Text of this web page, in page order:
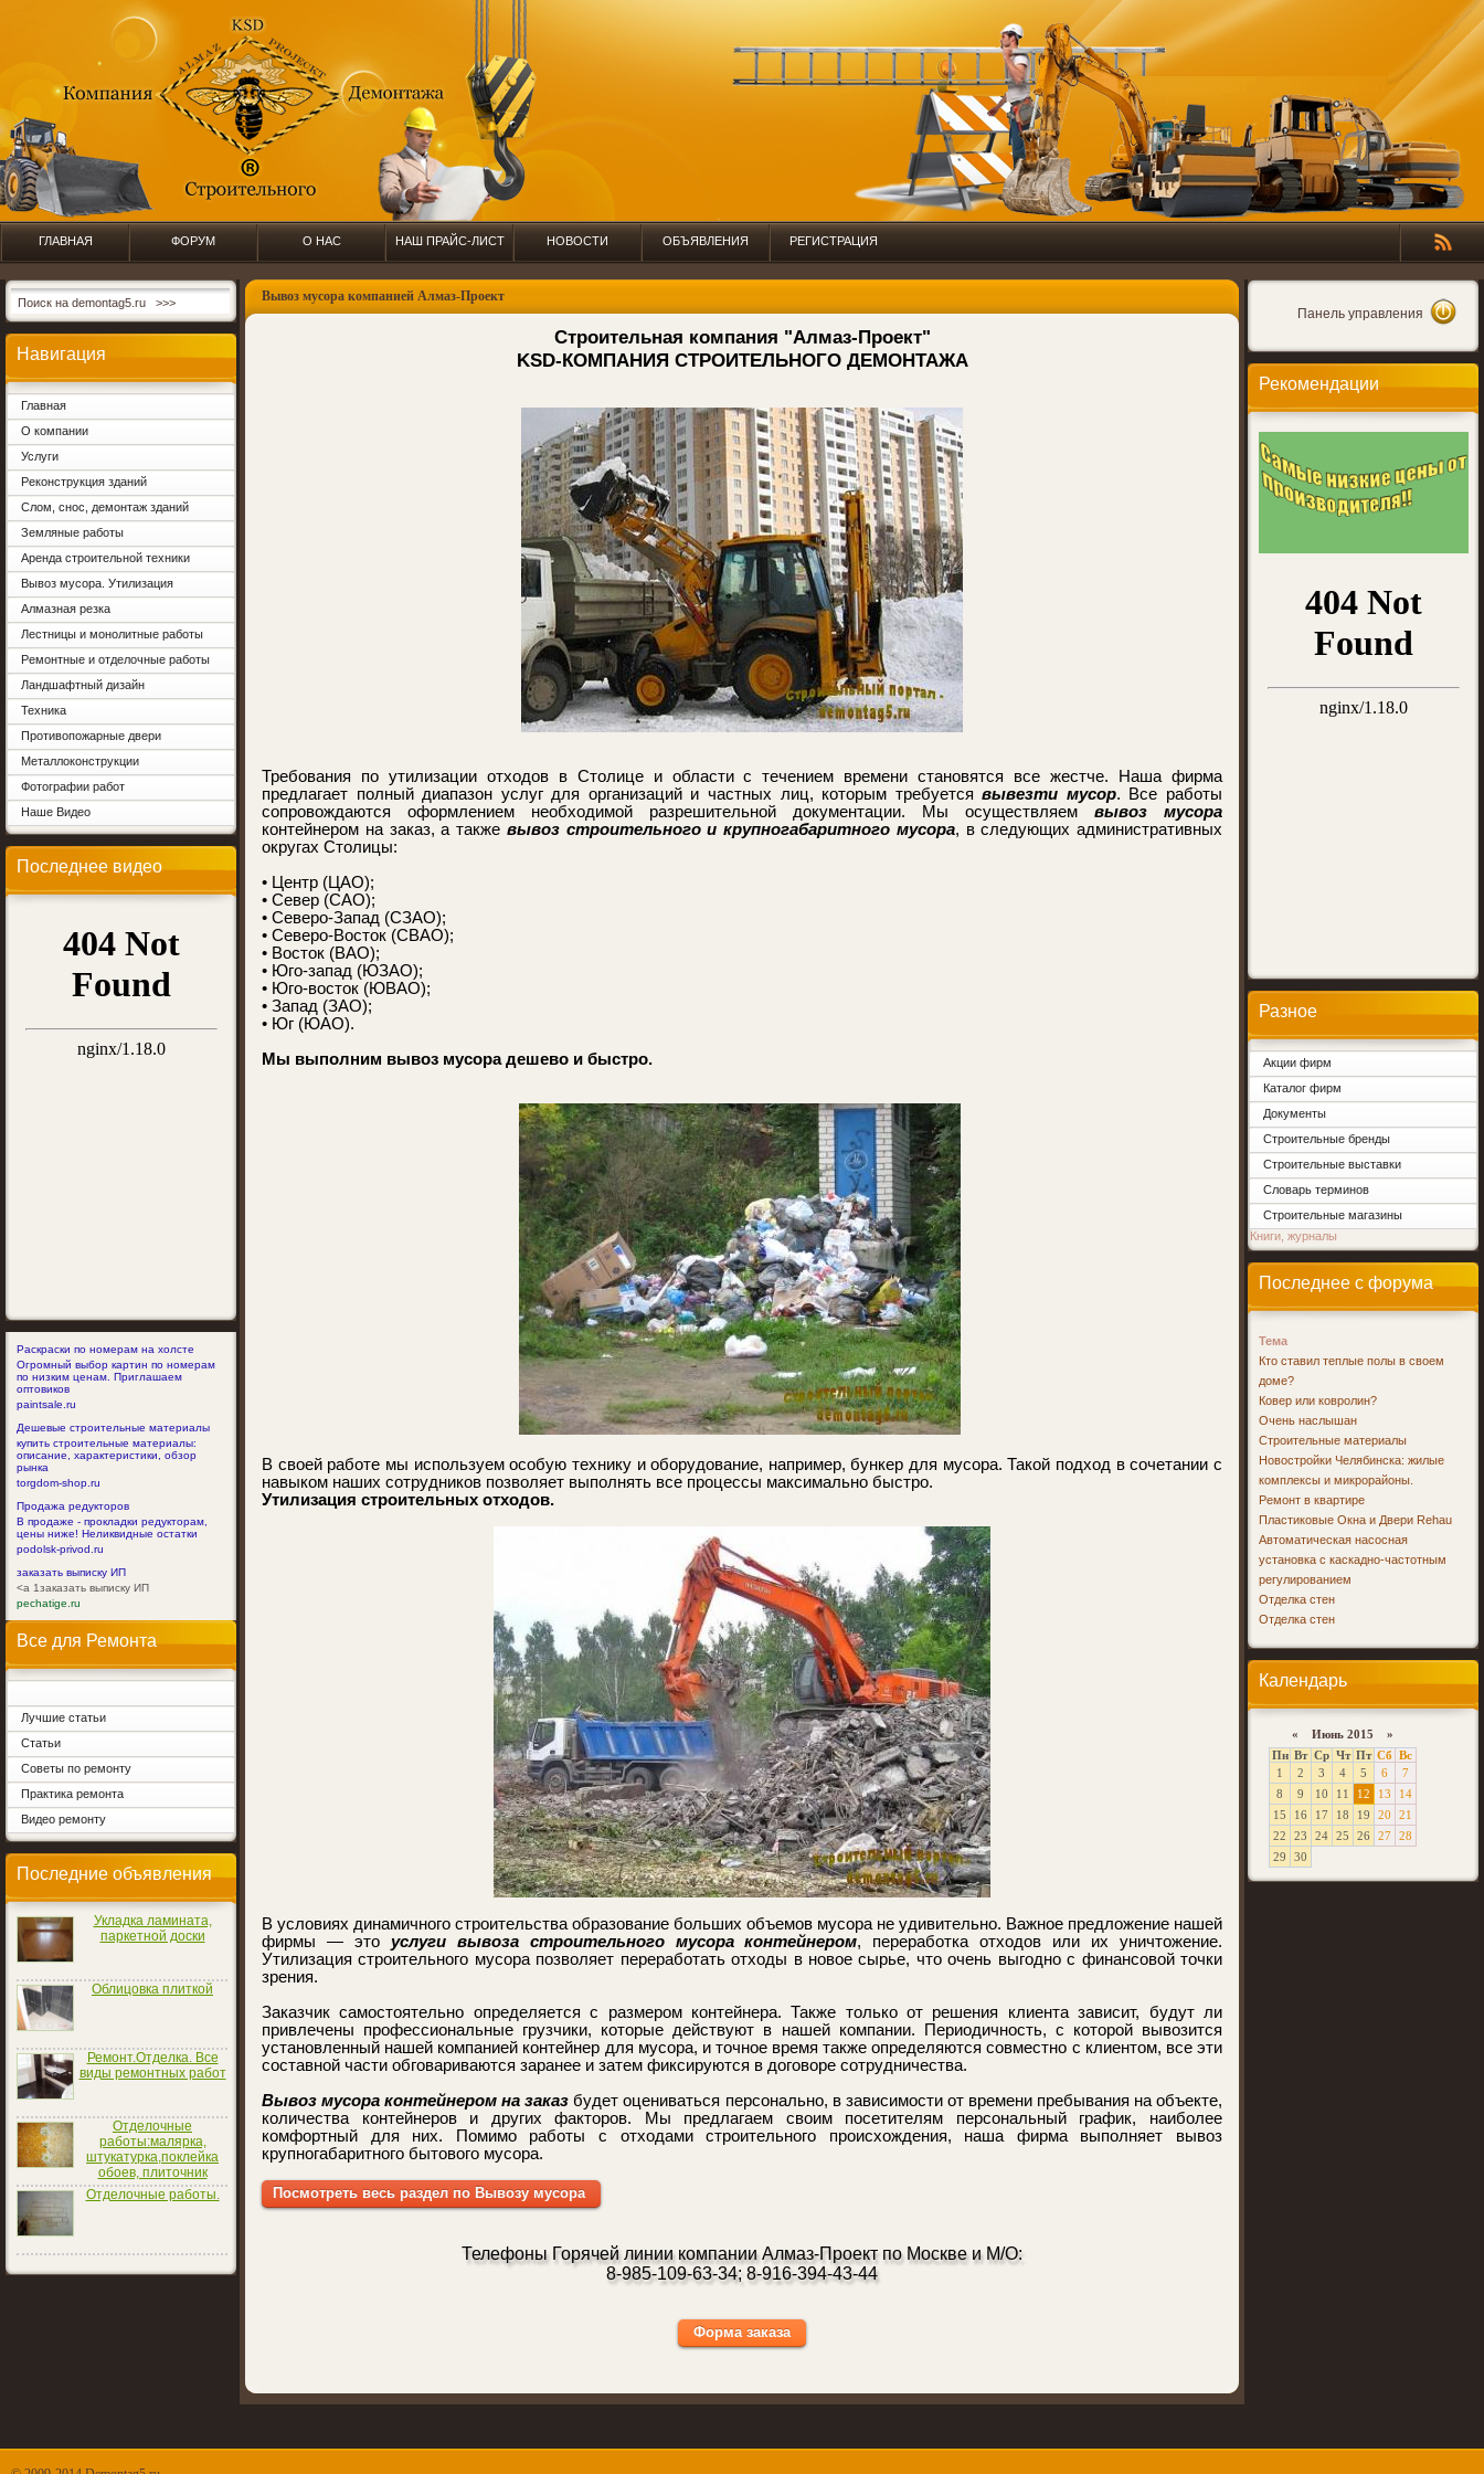
ГЛАВНАЯ ФОРУМ О НАС НАШ ПРАЙС-ЛИСТ НОВОСТИ ОБЪЯВЛЕНИЯ РЕГИСТРАЦИЯ
Навигация
Главная
О компании
Услуги
Реконструкция зданий
Слом, снос, демонтаж зданий
Земляные работы
Аренда строительной техники
Вывоз мусора. Утилизация
Алмазная резка
Лестницы и монолитные работы
Ремонтные и отделочные работы
Ландшафтный дизайн
Техника
Противопожарные двери
Металлоконструкции
Фотографии работ
Наше Видео
Последнее видео
Раскраски по номерам на холсте
Огромный выбор картин по номерам
по низким ценам. Приглашаем
оптовиков
paintsale.ru
Дешевые строительные материалы
купить строительные материалы:
описание, характеристики, обзор
рынка
torgdom-shop.ru
Продажа редукторов
В продаже - прокладки редукторам,
цены ниже! Неликвидные остатки
podolsk-privod.ru
заказать выписку ИП
<a 1заказать выписку ИП
pechatige.ru
Все для Ремонта
Лучшие статьи
Статьи
Советы по ремонту
Практика ремонта
Видео ремонту
Последние объявления
Укладка ламината,
паркетной доски
Облицовка плиткой
Ремонт.Отделка. Все
виды ремонтных работ
Отделочные
работы:малярка,
штукатурка,поклейка
обоев, плиточник
Отделочные работы.
Вывоз мусора компанией Алмаз-Проект
Строительная компания "Алмаз-Проект"
KSD-КОМПАНИЯ СТРОИТЕЛЬНОГО ДЕМОНТАЖА
Требования по утилизации отходов в Столице и области с течением времени становятся все жестче. Наша фирма
предлагает полный диапазон услуг для организаций и частных лиц, которым требуетсявывезти мусор. Все работы
сопровождаются оформлением необходимой разрешительной документации. Мы осуществляем вывоз мусора
контейнером на заказ, а также вывоз строительного и крупногабаритного мусора, в следующих административных
округах Столицы:
• Центр (ЦАО);
• Север (САО);
• Северо-Запад (СЗАО);
• Северо-Восток (СВАО);
• Восток (ВАО);
• Юго-запад (ЮЗАО);
• Юго-восток (ЮВАО);
• Запад (ЗАО);
• Юг (ЮАО).
Мы выполним вывоз мусора дешево и быстро.
В своей работе мы используем особую технику и оборудование, например, бункер для мусора. Такой подход в сочетании с
навыком наших сотрудников позволяет выполнять все процессы максимально быстро.
Утилизация строительных отходов.
В условиях динамичного строительства образование больших объемов мусора не удивительно. Важное предложение нашей
фирмы — это услуги вывоза строительного мусора контейнером, переработка отходов или их уничтожение.
Утилизация строительного мусора позволяет переработать отходы в новое сырье, что очень выгодно с финансовой точки
зрения.
Заказчик самостоятельно определяется с размером контейнера. Также только от решения клиента зависит, будут ли
привлечены профессиональные грузчики, которые действуют в нашей компании. Периодичность, с которой вывозится
установленный нашей компанией контейнер для мусора, и точное время также определяются совместно с клиентом, все эти
составной части обговариваются заранее и затем фиксируются в договоре сотрудничества.
Вывоз мусора контейнером на заказ будет оцениваться персонально, в зависимости от времени пребывания на объекте,
количества контейнеров и других факторов. Мы предлагаем своим посетителям персональный график, наиболее
комфортный для них. Помимо работы с отходами строительного происхождения, наша фирма выполняет вывоз
крупногабаритного бытового мусора.
Посмотреть весь раздел по Вывозу мусора
Телефоны Горячей линии компании Алмаз-Проект по Москве и М/О:
8-985-109-63-34; 8-916-394-43-44
Форма заказа
Панель управления
Рекомендации
Разное
Акции фирм
Каталог фирм
Документы
Строительные бренды
Строительные выставки
Словарь терминов
Строительные магазины
Книги, журналы
Последнее с форума
Тема
Кто ставил теплые полы в своем
доме?
Ковер или ковролин?
Очень наслышан
Строительные материалы
Новостройки Челябинска: жилые
комплексы и микрорайоны.
Ремонт в квартире
Пластиковые Окна и Двери Rehau
Автоматическая насосная
установка с каскадно-частотным
регулированием
Отделка стен
Отделка стен
Календарь
« Июнь 2015 »
Пн Вт Ср Чт Пт Сб Вс
1
2 3 4 5 6
7
8
9 10 11 12 13
14
15
16 17 18 19 20
21
22
23 24 25 26 27 28
29
30